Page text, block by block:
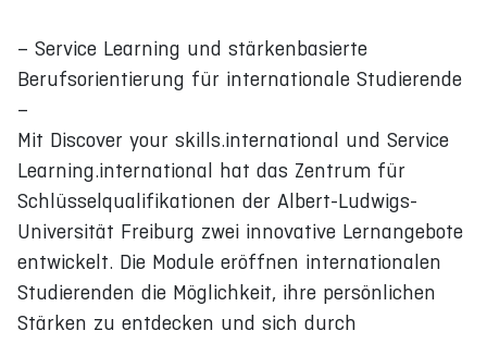
– Service Learning und stärkenbasierte
Berufsorientierung für internationale Studierende
–
Mit Discover your skills.international und Service
Learning.international hat das Zentrum für
Schlüsselqualifikationen der Albert-Ludwigs-
Universität Freiburg zwei innovative Lernangebote
entwickelt. Die Module eröffnen internationalen
Studierenden die Möglichkeit, ihre persönlichen
Stärken zu entdecken und sich durch